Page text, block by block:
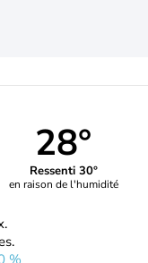
28°
Ressenti 30°
en raison de l'humidité
%